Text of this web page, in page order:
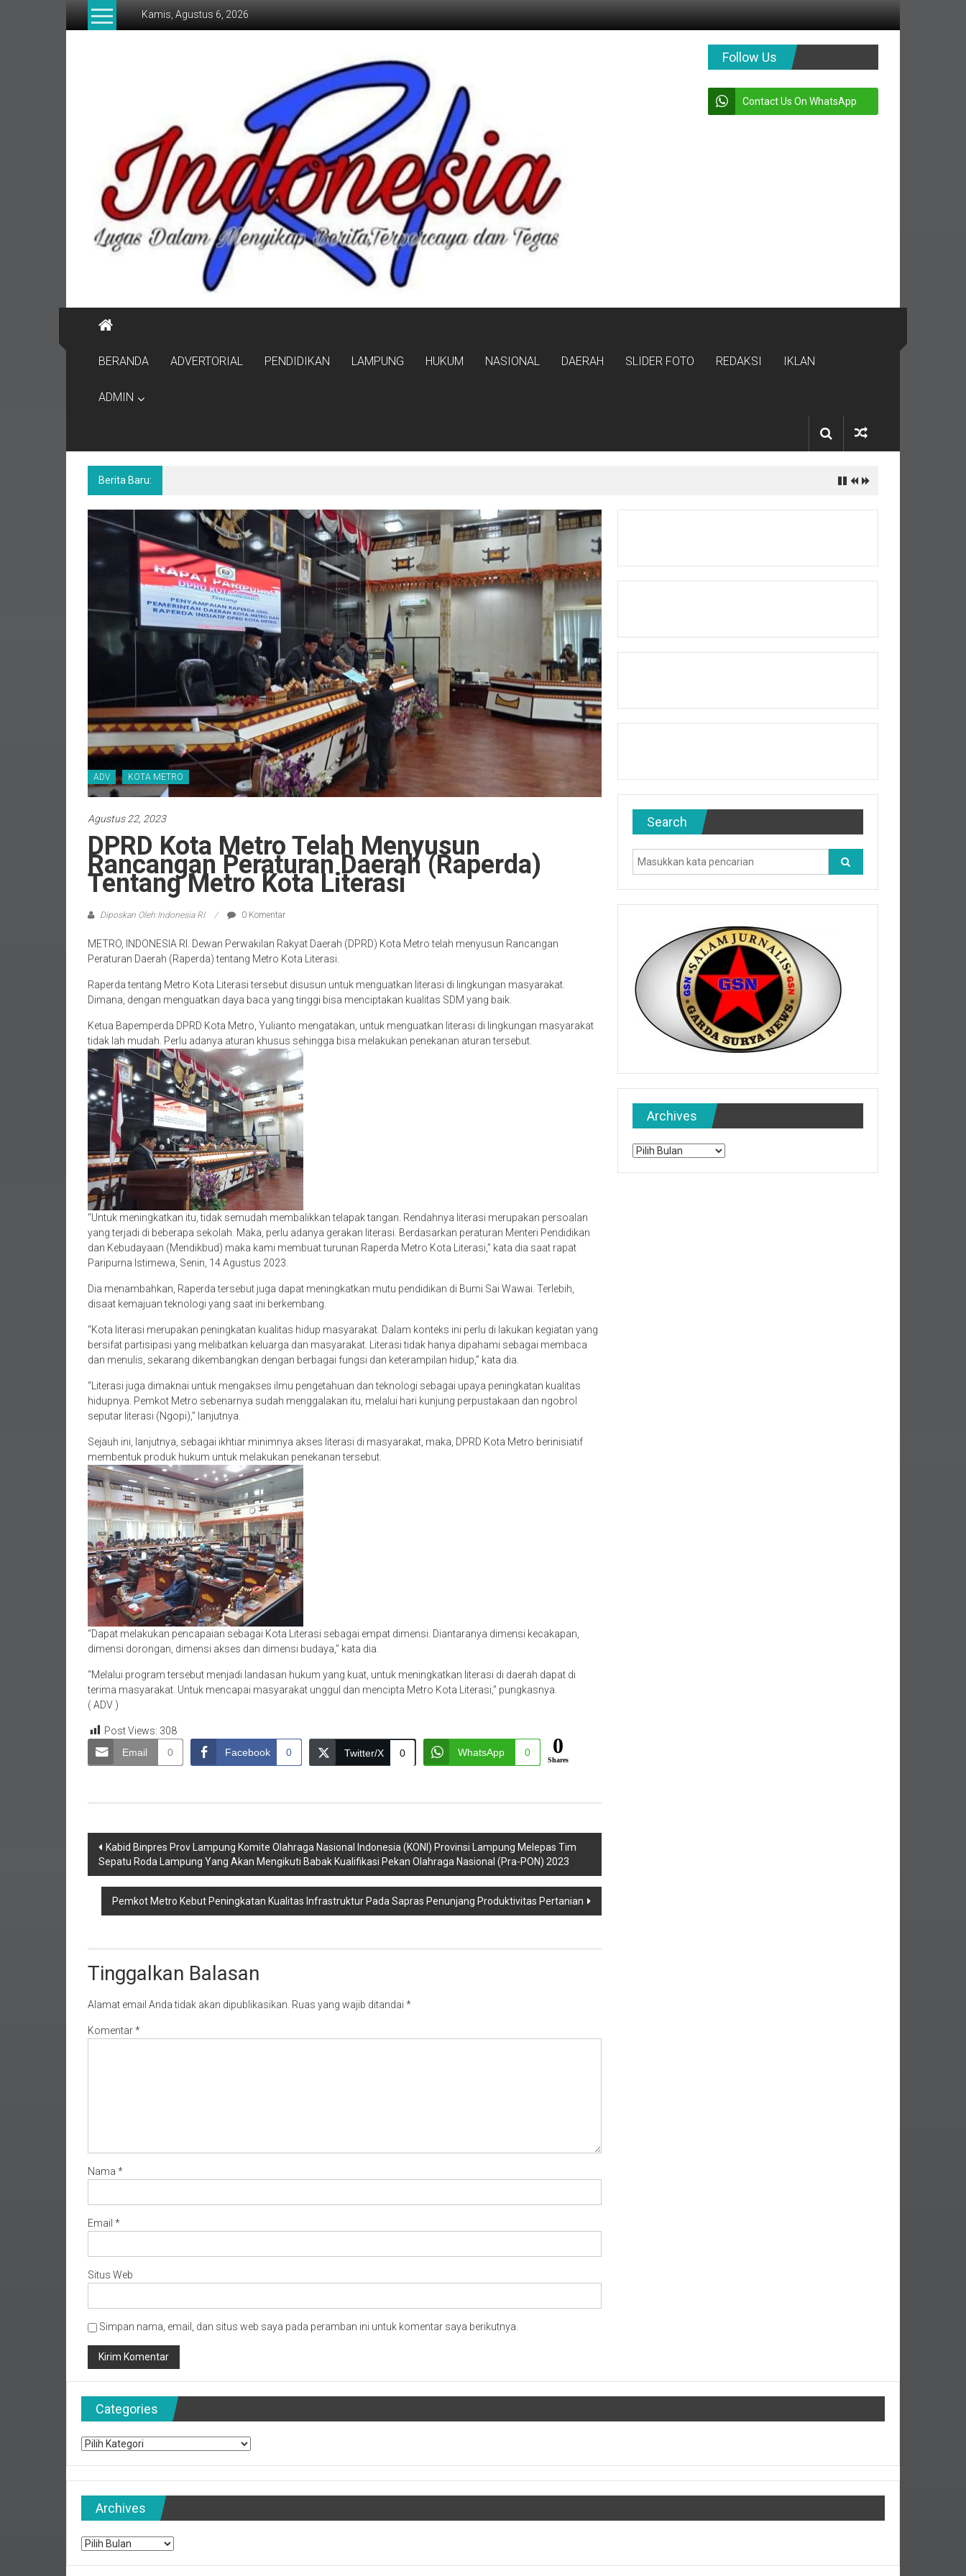
Lompat
Kamis, Agustus 6, 2026
Menyikap
Berita,Terpercaya
Tegas
Follow Us
Contact Us On WhatsApp
BERANDA ADVERTORIAL PENDIDIKAN LAMPUNG HUKUM NASIONAL DAERAH SLIDER FOTO REDAKSI IKLAN
ADMIN
Berita Baru:
ADV KOTA METRO
Agustus 22, 2023
DPRD Kota Metro Telah Menyusun
Rancangan Peraturan Daerah (Raperda)
Tentang Metro Kota Literasi
Diposkan Oleh:Indonesia RI 0 Komentar
METRO, INDONESIA RI. Dewan Perwakilan Rakyat Daerah (DPRD) Kota Metro telah menyusun Rancangan
Peraturan Daerah (Raperda) tentang Metro Kota Literasi.
Raperda tentang Metro Kota Literasi tersebut disusun untuk menguatkan literasi di lingkungan masyarakat.
Dimana, dengan menguatkan daya baca yang tinggi bisa menciptakan kualitas SDM yang baik.
Ketua Bapemperda DPRD Kota Metro, Yulianto mengatakan, untuk menguatkan literasi di lingkungan masyarakat
tidak lah mudah. Perlu adanya aturan khusus sehingga bisa melakukan penekanan aturan tersebut.
“Untuk meningkatkan itu, tidak semudah membalikkan telapak tangan. Rendahnya literasi merupakan persoalan
yang terjadi di beberapa sekolah. Maka, perlu adanya gerakan literasi. Berdasarkan peraturan Menteri Pendidikan
dan Kebudayaan (Mendikbud) maka kami membuat turunan Raperda Metro Kota Literasi,” kata dia saat rapat
Paripurna Istimewa, Senin, 14 Agustus 2023.
Dia menambahkan, Raperda tersebut juga dapat meningkatkan mutu pendidikan di Bumi Sai Wawai. Terlebih,
disaat kemajuan teknologi yang saat ini berkembang.
“Kota literasi merupakan peningkatan kualitas hidup masyarakat. Dalam konteks ini perlu di lakukan kegiatan yang
bersifat partisipasi yang melibatkan keluarga dan masyarakat. Literasi tidak hanya dipahami sebagai membaca
dan menulis, sekarang dikembangkan dengan berbagai fungsi dan keterampilan hidup,” kata dia.
“Literasi juga dimaknai untuk mengakses ilmu pengetahuan dan teknologi sebagai upaya peningkatan kualitas
hidupnya. Pemkot Metro sebenarnya sudah menggalakan itu, melalui hari kunjung perpustakaan dan ngobrol
seputar literasi (Ngopi),” lanjutnya.
Sejauh ini, lanjutnya, sebagai ikhtiar minimnya akses literasi di masyarakat, maka, DPRD Kota Metro berinisiatif
membentuk produk hukum untuk melakukan penekanan tersebut.
“Dapat melakukan pencapaian sebagai Kota Literasi sebagai empat dimensi. Diantaranya dimensi kecakapan,
dimensi dorongan, dimensi akses dan dimensi budaya,” kata dia.
“Melalui program tersebut menjadi landasan hukum yang kuat, untuk meningkatkan literasi di daerah dapat di
terima masyarakat. Untuk mencapai masyarakat unggul dan mencipta Metro Kota Literasi,” pungkasnya.
( ADV )
Post Views: 308
Email
0 Facebook 0 Twitter/X 0 WhatsApp 0 0
Shares
Navigasi
pos
Kabid Binpres Prov Lampung Komite Olahraga Nasional Indonesia (KONI) Provinsi Lampung Melepas Tim
Sepatu Roda Lampung Yang Akan Mengikuti Babak Kualifikasi Pekan Olahraga Nasional (Pra-PON) 2023
Pemkot Metro Kebut Peningkatan Kualitas Infrastruktur Pada Sapras Penunjang Produktivitas Pertanian
Tinggalkan Balasan
Alamat email Anda tidak akan dipublikasikan. Ruas yang wajib ditandai *
Komentar*
Nama *
Email *
Situs Web
Simpan nama, email, dan situs web saya pada peramban ini untuk komentar saya berikutnya.
Search
Archives
Archives
Categories
Categories
Archives
Archives